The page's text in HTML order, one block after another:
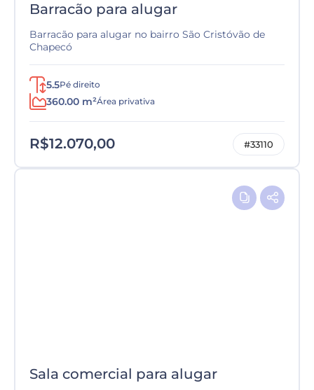
Barracão para alugar
Barracão para alugar no bairro São Cristóvão de
Chapecó
5.5Pé direito
360.00 m²Área privativa
R$12.070,00 #33110
Sala comercial para alugar